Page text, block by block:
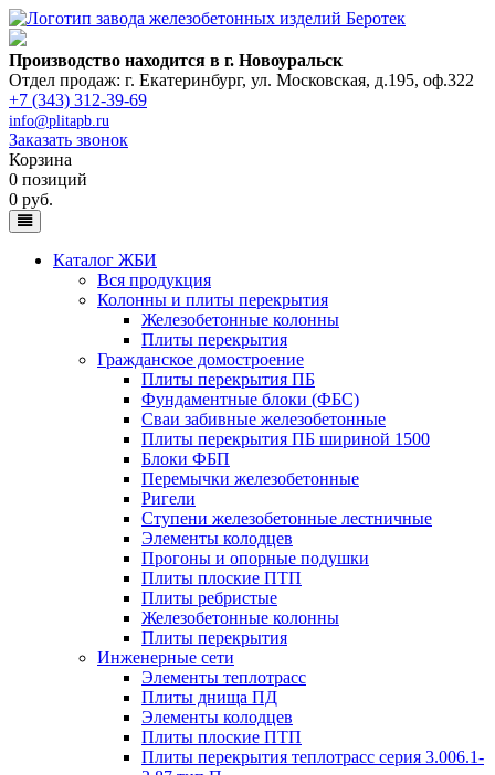
Производство находится в г. Новоуральск
Отдел продаж: г. Екатеринбург, ул. Московская, д.195, оф.322
+7 (343) 312-39-69
info@plitapb.ru
Заказать звонок
Корзина
0 позиций
0 руб.
Каталог ЖБИ
Вся продукция
Колонны и плиты перекрытия
Железобетонные колонны
Плиты перекрытия
Гражданское домостроение
Плиты перекрытия ПБ
Фундаментные блоки (ФБС)
Сваи забивные железобетонные
Плиты перекрытия ПБ шириной 1500
Блоки ФБП
Перемычки железобетонные
Ригели
Ступени железобетонные лестничные
Элементы колодцев
Прогоны и опорные подушки
Плиты плоские ПТП
Плиты ребристые
Железобетонные колонны
Плиты перекрытия
Инженерные сети
Элементы теплотрасс
Плиты днища ПД
Элементы колодцев
Плиты плоские ПТП
Плиты перекрытия теплотрасс серия 3.006.1-